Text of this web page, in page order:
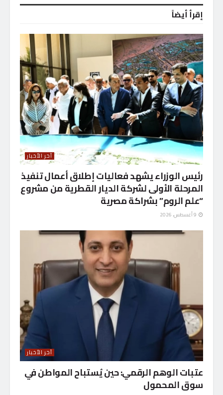
إقرأ أيضاً
آخر الأخبار
رئيس الوزراء يشهد فعاليات إطلاق أعمال تنفيذ
المرحلة الأولى لشركة الديار القطرية من مشروع
“علم الروم” بشراكة مصرية
آخر الأخبار
عتبات الوهم الرقمي: حين يُستباح المواطن في
سوق المحمول